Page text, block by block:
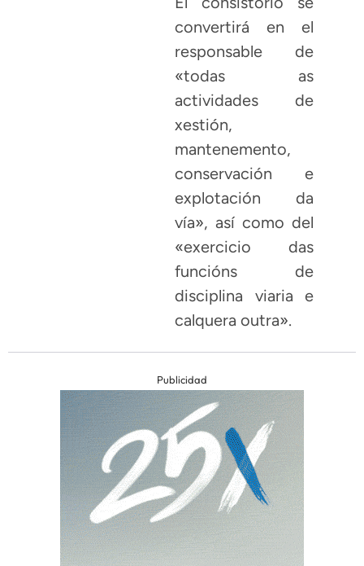
convertirá en el
responsable de
«todas as
actividades de
xestión,
mantenemento,
conservación e
explotación da
vía», así como del
«exercicio das
funcións de
disciplina viaria e
calquera outra».
Publicidad